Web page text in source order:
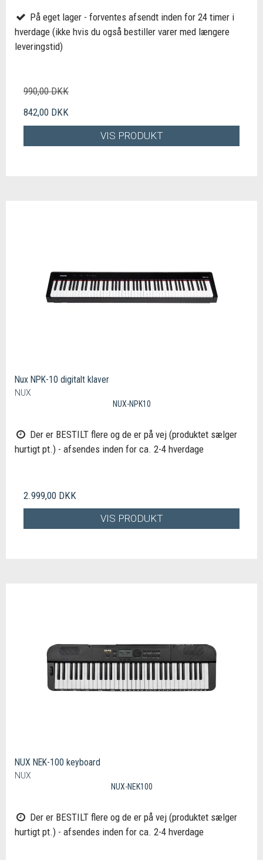
På eget lager - forventes afsendt inden for 24 timer i
hverdage (ikke hvis du også bestiller varer med længere
leveringstid)
990,00 DKK
842,00 DKK
VIS PRODUKT
Nux NPK-10 digitalt klaver
NUX
NUX-NPK10
Der er BESTILT flere og de er på vej (produktet sælger
hurtigt pt.) - afsendes inden for ca. 2-4 hverdage
2.999,00 DKK
VIS PRODUKT
NUX NEK-100 keyboard
NUX
NUX-NEK100
Der er BESTILT flere og de er på vej (produktet sælger
hurtigt pt.) - afsendes inden for ca. 2-4 hverdage